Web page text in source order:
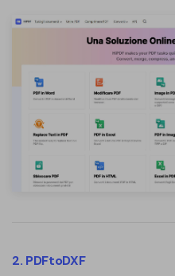
Controllo grammatica
Chat con immagine
Rilevatore di
Riscrivi PDF con AI
Leggi PDF con AI
Recensioni di clienti
Confronto dei software
Guida utente
PDFelement per Mac
PDFelement per iOS
Support
2. PDFtoDXF